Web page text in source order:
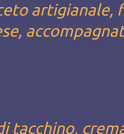
artigianale,
tacchino,